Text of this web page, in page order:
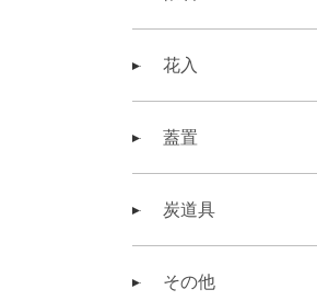
花入
蓋置
炭道具
その他